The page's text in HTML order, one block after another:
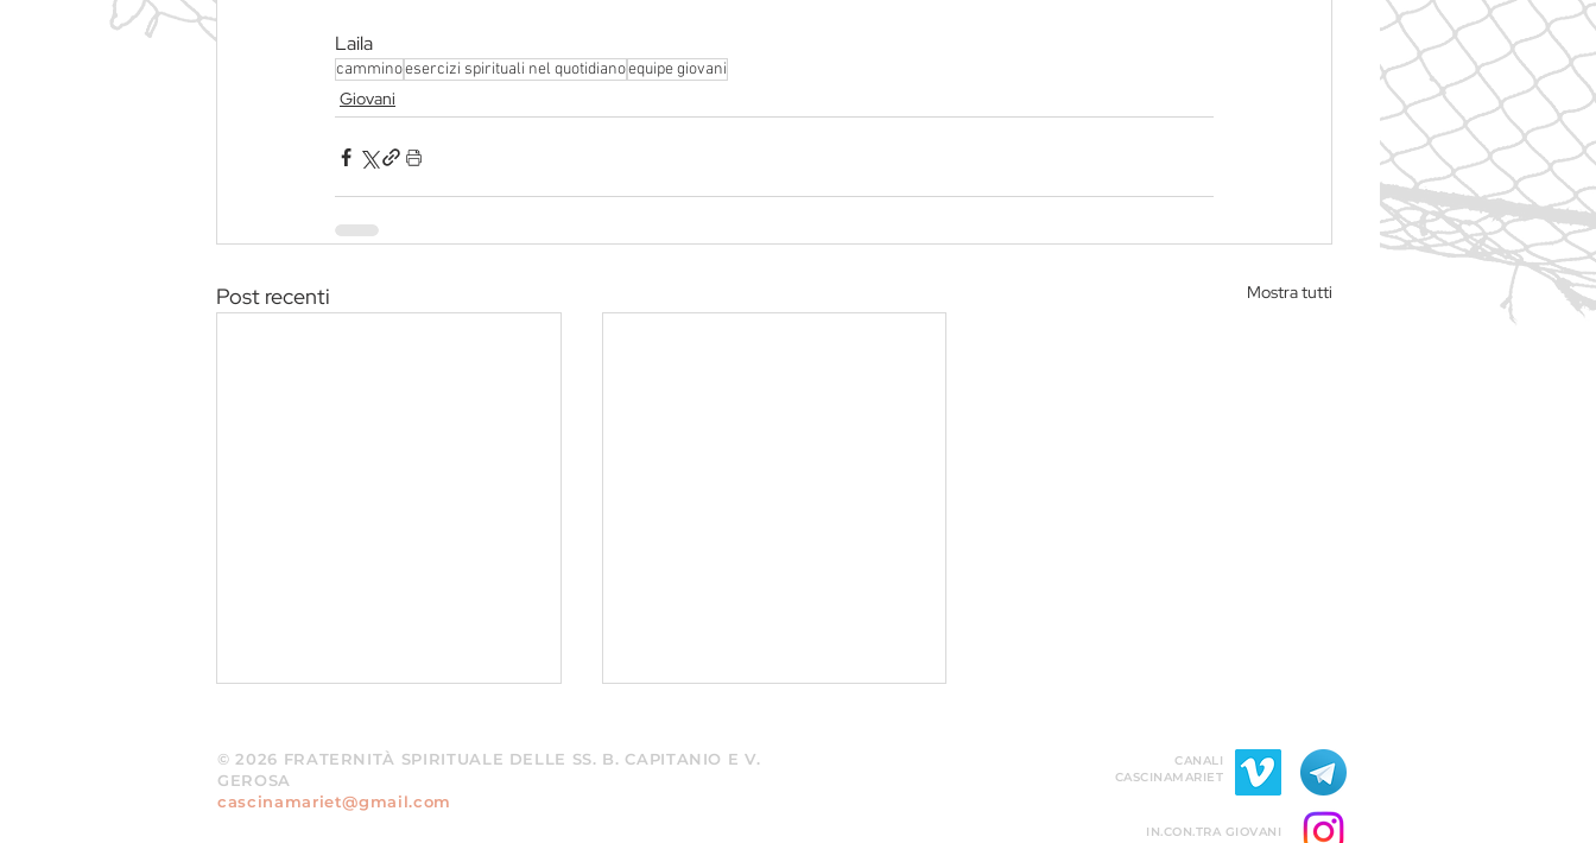
Laila
camminoesercizi spirituali nel quotidianoequipe giovani
Giovani
Post recenti Mostra tutti
© 2026 FRATERNITÀ SPIRITUALE DELLE SS. B. CAPITANIO E V.
GEROSA
cascinamariet@gmail.com
CANALI
CASCINAMARIET
IN.CON.TRA GIOVANI